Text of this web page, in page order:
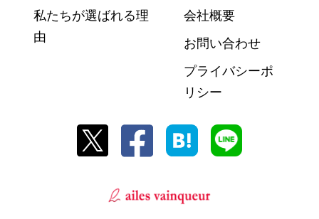
私たちが選ばれる理
由
会社概要
お問い合わせ
プライバシーポ
リシー